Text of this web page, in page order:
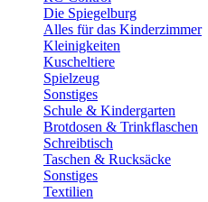
Die Spiegelburg
Alles für das Kinderzimmer
Kleinigkeiten
Kuscheltiere
Spielzeug
Sonstiges
Schule & Kindergarten
Brotdosen & Trinkflaschen
Schreibtisch
Taschen & Rucksäcke
Sonstiges
Textilien